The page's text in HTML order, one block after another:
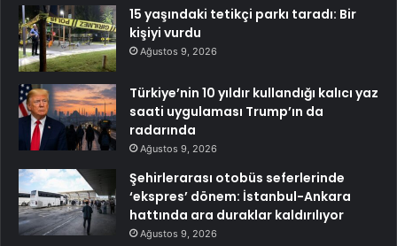
15 yaşındaki tetikçi parkı taradı: Bir
kişiyi vurdu
Ağustos 9, 2026
Türkiye’nin 10 yıldır kullandığı kalıcı yaz
saati uygulaması Trump’ın da
radarında
Ağustos 9, 2026
Şehirlerarası otobüs seferlerinde
‘ekspres’ dönem: İstanbul-Ankara
hattında ara duraklar kaldırılıyor
Ağustos 9, 2026